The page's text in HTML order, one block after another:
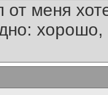
от меня